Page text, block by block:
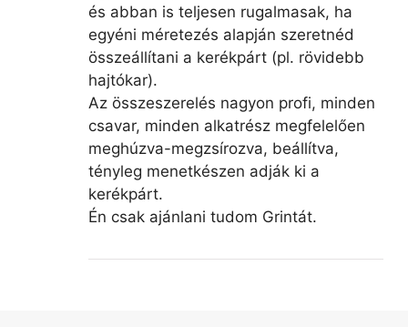
és abban is teljesen rugalmasak, ha
egyéni méretezés alapján szeretnéd
összeállítani a kerékpárt (pl. rövidebb
hajtókar).
Az összeszerelés nagyon profi, minden
csavar, minden alkatrész megfelelően
meghúzva-megzsírozva, beállítva,
tényleg menetkészen adják ki a
kerékpárt.
Én csak ajánlani tudom Grintát.